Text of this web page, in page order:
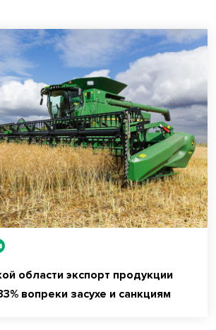
области экспорт продукции
вопреки засухе и санкциям